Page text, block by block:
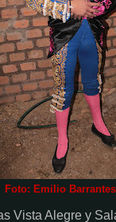
Foto: Emilio
Vista Alegre y